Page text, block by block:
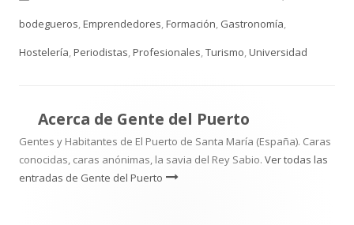
el
bodegueros,Emprendedores,Formación, Gastronomía,
Hostelería,Periodistas,Profesionales,Turismo,Universidad
Acerca de Gente del Puerto
Gentes y Habitantes de El Puerto de Santa María (España). Caras
conocidas, caras anónimas, la savia del Rey Sabio. Ver todas las
entradas de Gente del Puerto